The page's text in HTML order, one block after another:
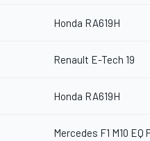
Honda RA619H
Renault E-Tech 19
Honda RA619H
Mercedes F1 M10 EQ